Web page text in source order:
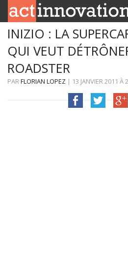
RUBRIQUES
INNOBOX
CONTACT
INIZIO : LA
QUI VEUT
ROADSTER
PARFLORIAN LOPEZ | 13 JANVIER 2011 À